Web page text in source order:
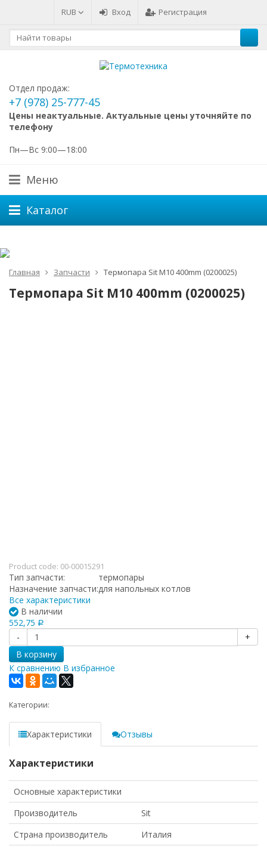
RUB Вход Регистрация
Отдел продаж:
+7 (978) 25-777-45
Цены неактуальные. Актуальные цены уточняйте по
телефону
Пн—Вс 9:00—18:00
Меню
Каталог
Главная Запчасти Термопара Sit М10 400mm (0200025)
Термопара Sit М10 400mm (0200025)
Product code: 00-00015291
Тип запчасти:
термопары
Назначение запчасти:для напольных котлов
Все характеристики
В наличии
552,75 Р
-
+
В корзину
К сравнению В избранное
Категории:
Характеристики Отзывы
Характеристики
Основные характеристики
Производитель
Sit
Страна производитель
Италия